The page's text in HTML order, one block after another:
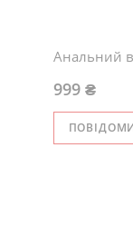
Анальний
999 ₴